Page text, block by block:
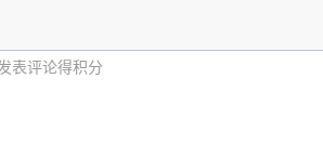
作「唯一」的西方中心主义
西方自古希腊柏拉图哲学「两个世界」
表评论得积分